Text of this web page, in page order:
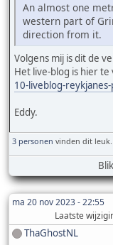
An almost one
western part of
direction from it.
Volgens mij is dit de
Het live-blog is hier te
10-liveblog-
Eddy.
3 personen vinden dit leuk.
ma 20 nov 2023 - 22:55
Laatste
ThaGhostNL